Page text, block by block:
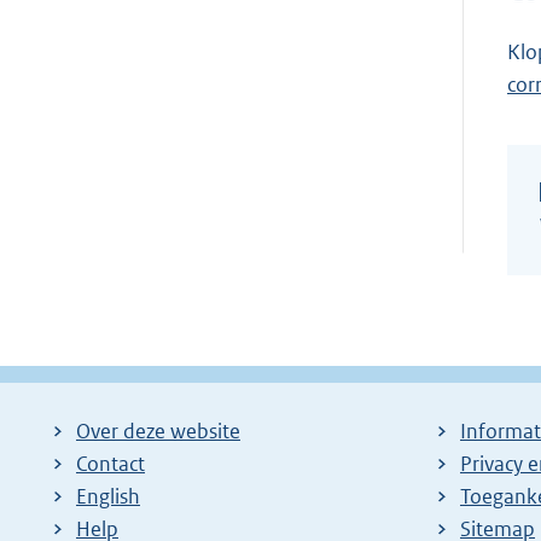
Over deze website
Contact
English
Help
Privacy
Sitemap